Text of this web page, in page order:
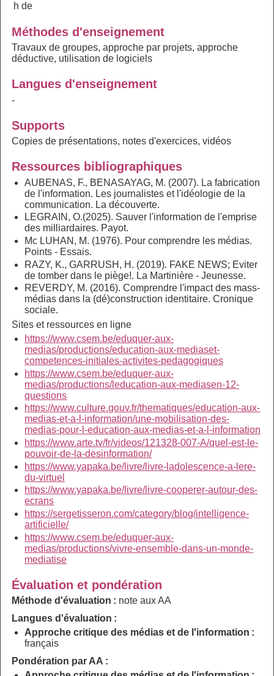
h de
Méthodes d'enseignement
Travaux de groupes, approche par projets, approche
déductive, utilisation de logiciels
Langues d'enseignement
-
Supports
Copies de présentations, notes d'exercices, vidéos
Ressources bibliographiques
AUBENAS, F., BENASAYAG, M. (2007). La fabrication
de l'information. Les journalistes et l'idéologie de la
communication. La découverte.
LEGRAIN, O.(2025). Sauver l'information de l'emprise
des milliardaires. Payot.
Mc LUHAN, M. (1976). Pour comprendre les médias.
Points - Essais.
RAZY, K., GARRUSH, H. (2019). FAKE NEWS; Eviter
de tomber dans le piège!. La Martinière - Jeunesse.
REVERDY, M. (2016). Comprendre l'impact des mass-
médias dans la (dé)construction identitaire. Cronique
sociale.
Sites et ressources en ligne
https://www.csem.be/eduquer-aux-
medias/productions/education-aux-mediaset-
competences-initiales-activites-pedagogiques
https://www.csem.be/eduquer-aux-
medias/productions/leducation-aux-mediasen-12-
questions
https://www.culture.gouv.fr/thematiques/education-aux-
medias-et-a-l-information/une-mobilisation-des-
medias-pour-l-education-aux-medias-et-a-l-information
https://www.arte.tv/fr/videos/121328-007-A/quel-est-le-
pouvoir-de-la-desinformation/
https://www.yapaka.be/livre/livre-ladolescence-a-lere-
du-virtuel
https://www.yapaka.be/livre/livre-cooperer-autour-des-
ecrans
https://sergetisseron.com/category/blog/intelligence-
artificielle/
https://www.csem.be/eduquer-aux-
medias/productions/vivre-ensemble-dans-un-monde-
mediatise
Évaluation et pondération
Méthode d'évaluation : note aux AA
Langues d'évaluation :
Approche critique des médias et de l'information :
français
Pondération par AA :